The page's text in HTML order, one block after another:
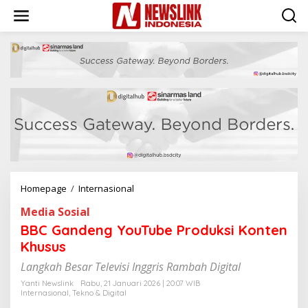
w
Homepage / Internasional
G
a
d
n
Media Sosial
BBC Gandeng YouTube Produksi Konten
Khusus
Langkah Besar Televisi Inggris Rambah Digital
Yanti Newslink
Rabu, 21 Januari 2026 | 20:07 WIB
Internasional, Tekno & Digital